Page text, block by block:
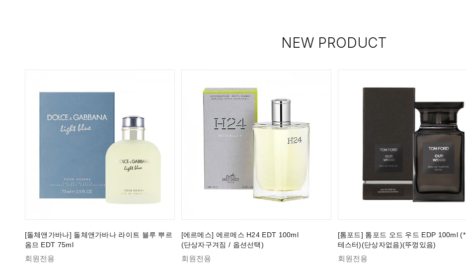
NEW PRODUCT
[돌체앤가바나] 돌체앤가바나 라이트 블루 뿌르
옴므 EDT 75ml
회원전용
[에르메스] 에르메스 H24 EDT 100ml
(단상자구겨짐 / 옵션선택)
회원전용
[톰포드] 톰포드 오드 우드 EDP 100ml (*
테스터)(단상자없음)(뚜껑있음)
회원전용